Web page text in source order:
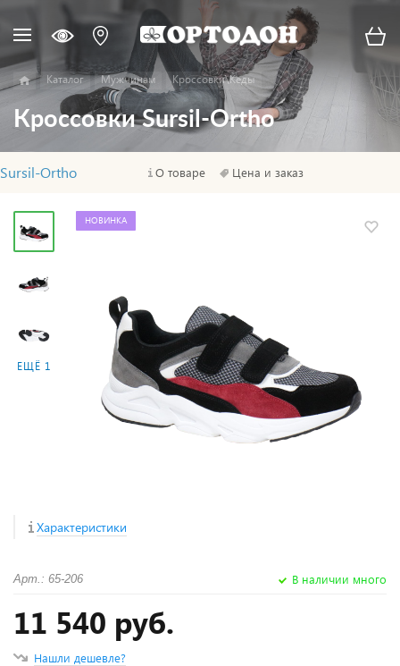
Каталог Мужчинам Кроссовки\Кеды
Кроссовки Sursil-Ortho
Sursil-Ortho О товаре Цена и заказ
ЕЩЁ 1
НОВИНКА
Характеристики
Арт.: 65-206 В наличии много
11 540 руб.
Нашли дешевле?